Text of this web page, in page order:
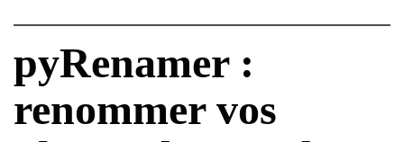
pyRenamer :
renommer vos